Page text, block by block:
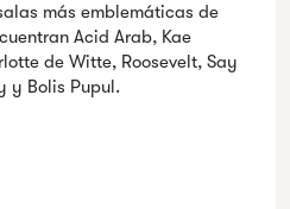
más emblemáticas de
Acid Arab, Kae
de Witte, Roosevelt, Say
y Bolis Pupul.